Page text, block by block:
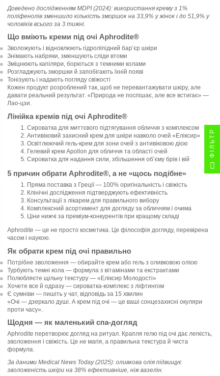
Доведено дослідженням MDPI (2024): використання крему з 1%
поліфенолів зменшило кількість зморшок на 33,9% у жінок і до 51,9% у
чоловіків всього за 3 тижні.
Що вміють креми під очі Aphrodite®
Зволожують і відновлюють гідроліпідний бар’єр шкіри
Знімають набряки, зменшують сліди втоми
Зміцнюють капіляри, борються з темними колами
Розгладжують зморшки й запобігають їхній появі
Тонізують і надають погляду свіжості
Кожен продукт розроблений так, щоб не перевантажувати шкіру, але
давати реальний результат. «Природа не поспішає, але все встигає» —
Лао-цзи.
Лінійка кремів під очі Aphrodite®
Сироватка для миттєвого підтягування обличчя з комплексом
Антивіковий захисний крем для шкіри навколо очей «Еліксир»
Освітлюючий гель-крем для зони очей з антивіковою дією
Гелевий крем Apollon для обличчя та області очей
Сироватка для надання сили, збільшення об’єму брів і вій
5 причин обрати Aphrodite®, а не «щось подібне»
Пряма поставка з Греції — 100% оригінальність і свіжість
Клінічні дослідження підтверджують ефективність
Консультації з лікарем для правильного вибору
Комплексний асортимент для догляду за обличчям і очима
Ціни нижчі за преміум-конкурентів при кращому складі
Aphrodite — це не просто косметика. Це філософія догляду, перевірена
часом і наукою.
Як обрати крем під очі правильно
Потрібне зволоження — обирайте крем або гель з оливковою олією
Турбують темні кола — формула з вітамінами та екстрактами
Полюбляєте щільну текстуру — «Еліксир Молодості»
Хочете все й одразу — сироватка-комплекс з ліфтингом
Є сумніви — пишіть у чат, відповідь за 15 хвилин
«Очі — дзеркало душі. А крем під очі — це ваші сонцезахисні окуляри
проти часу».
Щодня — як маленький спа-догляд
Aphrodite перетворює догляд на ритуал. Крапля гелю під очі дає легкість,
зволоження і свіжість. Це не магія, а правильна текстура й чиста
формула.
За даними Medical News Today (2025): оливкова олія підвищує
зволоженість шкіри на 38% ефективніше, ніж вазелін.
ФІЛЬТР